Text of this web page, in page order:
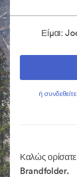
Είμαι:
ή
Καλώς
Brandfolder.